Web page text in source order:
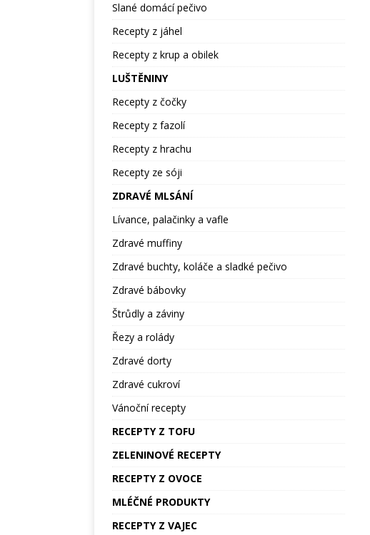
Slané domácí pečivo
Recepty z jáhel
Recepty z krup a obilek
LUŠTĚNINY
Recepty z čočky
Recepty z fazolí
Recepty z hrachu
Recepty ze sóji
ZDRAVÉ MLSÁNÍ
Lívance, palačinky a vafle
Zdravé muffiny
Zdravé buchty, koláče a sladké pečivo
Zdravé bábovky
Štrůdly a záviny
Řezy a rolády
Zdravé dorty
Zdravé cukroví
Vánoční recepty
RECEPTY Z TOFU
ZELENINOVÉ RECEPTY
RECEPTY Z OVOCE
MLÉČNÉ PRODUKTY
RECEPTY Z VAJEC